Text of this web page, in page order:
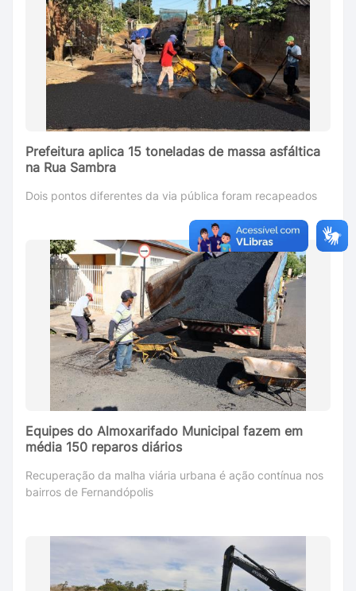
Prefeitura aplica 15 toneladas de massa asfáltica
na Rua Sambra
Dois pontos diferentes da via pública foram recapeados
Equipes do Almoxarifado Municipal fazem em
média 150 reparos diários
Recuperação da malha viária urbana é ação contínua nos
bairros de Fernandópolis